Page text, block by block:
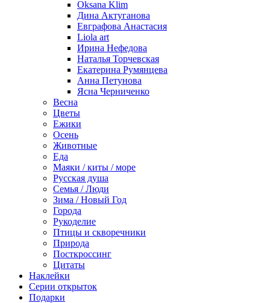
Oksana Klim
Дина Актуганова
Евграфова Анастасия
Liola art
Ирина Нефедова
Наталья Торчевская
Екатерина Румянцева
Анна Петунова
Ясна Черниченко
Весна
Цветы
Ежики
Осень
Животные
Еда
Маяки / киты / море
Русская душа
Семья / Люди
Зима / Новый Год
Города
Рукоделие
Птицы и скворечники
Природа
Посткроссинг
Цитаты
Наклейки
Серии открыток
Подарки